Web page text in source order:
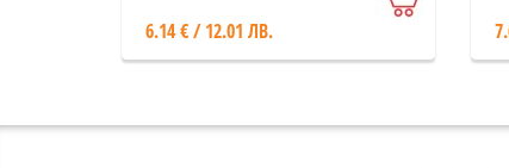
6.14 € / 12.01 ЛВ.